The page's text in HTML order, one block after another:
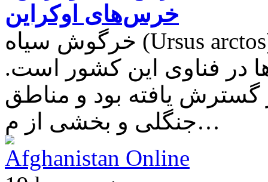
خرس‌های اوکراین
خرگوش سياه (Ursus arctos) بزرگترین شکارچی موجود در سرزمین‌های
در فناوی این کشور است.
یافته بود و مناطق
جنگلی و بخشی از م…
Afghanistan Online